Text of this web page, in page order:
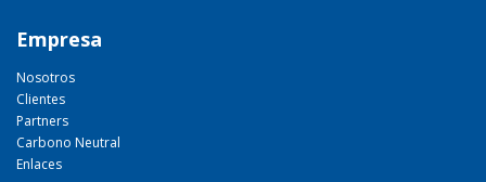
Empresa
Nosotros
Clientes
Partners
Carbono Neutral
Enlaces